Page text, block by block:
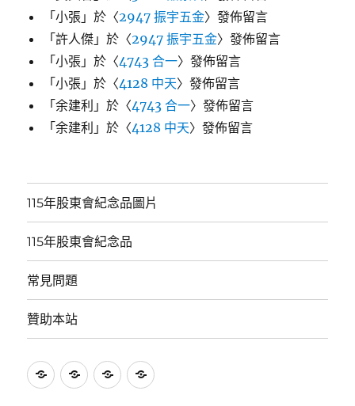
「小張 」於〈2947 振宇五金〉發佈留言
「許人傑 」於〈2947 振宇五金〉發佈留言
「小張 」於〈4743 合一〉發佈留言
「小張 」於〈4128 中天〉發佈留言
「余建利 」於〈4743 合一〉發佈留言
「余建利 」於〈4128 中天〉發佈留言
115年股東會紀念品圖片
115年股東會紀念品
常見問題
贊助本站
115
115
常
贊